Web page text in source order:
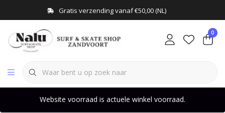
Gratis verzending vanaf €50,00 (NL)
0
Website voorraad is actuele winkel voorraad.